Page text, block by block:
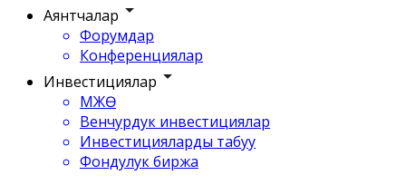
Аянтчалар
Форумдар
Конференциялар
Инвестициялар
МЖӨ
Венчурдук инвестициялар
Инвестицияларды табуу
Фондулук биржа